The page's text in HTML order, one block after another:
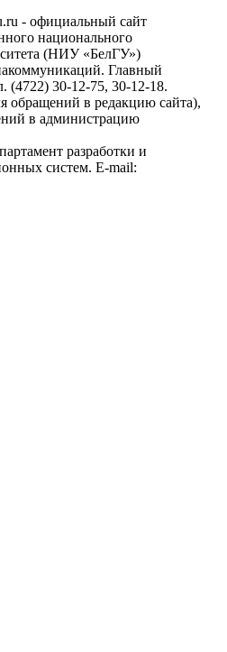
- официальный сайт
национального
(НИУ «БелГУ»)
Главный
(4722) 30-12-75, 30-12-18.
обращений в редакцию сайта),
в администрацию
разработки и
систем. E-mail: